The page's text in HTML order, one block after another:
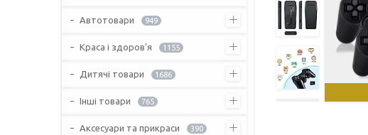
Автотовари 949
Краса і здоров'я 1155
Дитячі товари 1686
Інші товари 765
Аксесуари та прикраси 390